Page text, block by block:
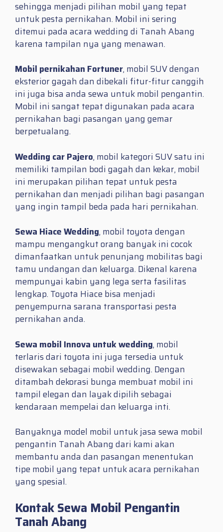
sehingga menjadi pilihan mobil yang tepat
untuk pesta pernikahan. Mobil ini sering
ditemui pada acara wedding di Tanah Abang
karena tampilan nya yang menawan.
Mobil pernikahan Fortuner, mobil SUV dengan
eksterior gagah dan dibekali fitur-fitur canggih
ini juga bisa anda sewa untuk mobil pengantin.
Mobil ini sangat tepat digunakan pada acara
pernikahan bagi pasangan yang gemar
berpetualang.
Wedding car Pajero, mobil kategori SUV satu ini
memiliki tampilan bodi gagah dan kekar, mobil
ini merupakan pilihan tepat untuk pesta
pernikahan dan menjadi pilihan bagi pasangan
yang ingin tampil beda pada hari pernikahan.
Sewa Hiace Wedding, mobil toyota dengan
mampu mengangkut orang banyak ini cocok
dimanfaatkan untuk penunjang mobilitas bagi
tamu undangan dan keluarga. Dikenal karena
mempunyai kabin yang lega serta fasilitas
lengkap. Toyota Hiace bisa menjadi
penyempurna sarana transportasi pesta
pernikahan anda.
Sewa mobil Innova untuk wedding, mobil
terlaris dari toyota ini juga tersedia untuk
disewakan sebagai mobil wedding. Dengan
ditambah dekorasi bunga membuat mobil ini
tampil elegan dan layak dipilih sebagai
kendaraan mempelai dan keluarga inti.
Banyaknya model mobil untuk jasa sewa mobil
pengantin Tanah Abang dari kami akan
membantu anda dan pasangan menentukan
tipe mobil yang tepat untuk acara pernikahan
yang spesial.
Kontak Sewa Mobil Pengantin
Tanah Abang